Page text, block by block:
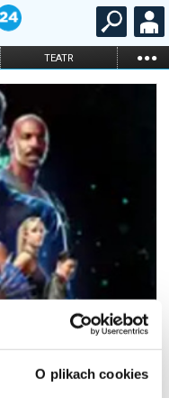
O plikach cookies
TEATR ...
KARNETY